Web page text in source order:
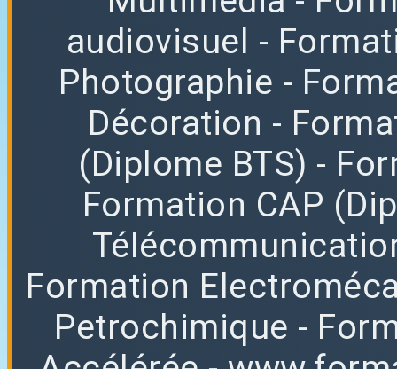
audiovisuel -
Photographie -
Décoration -
(Diplome BTS) -
Formation CAP
Formation
Petrochimique -